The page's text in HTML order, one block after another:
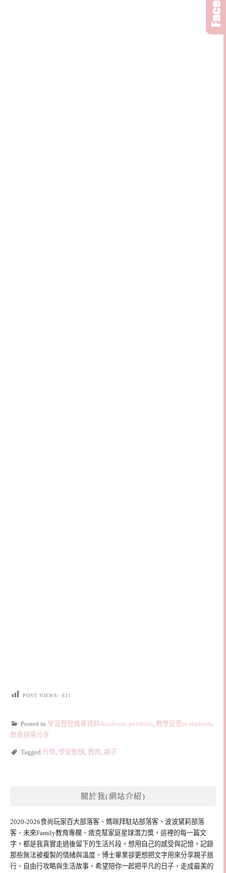
POST VIEWS: 611
Posted in 學習歷程備審資料Academic portfolio 教學反思to students
教育現場分享
Tagged 升學 學習動機 教育 親子
關於我(網站介紹)
2020-2026食尚玩家百大部落客、媽咪拜駐站部落客、波波黛莉部落
客、未來Family教育專欄、痞克幫家庭星球潛力獎，這裡的每一篇文
字，都是我真實走過後留下的生活片段，想用自己的感受與記憶，記錄
那些無法被複製的情緒與溫度，博士畢業卻更想把文字用來分享親子旅
行、自由行攻略與生活故事，希望陪你一起把平凡的日子，走成最美的